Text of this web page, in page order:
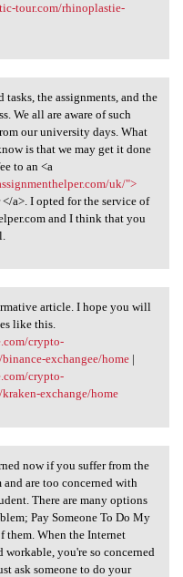
tour.com/rhinoplastie-
tasks,
tasks, the assignments, and the
We all are aware of such
our university days. What
is that we may get it done
to an <a
uk/">
a>. I opted for the service of
and I think that you
article. I hope you will
like this.
crypto-
exchangee/home|
crypto-
exchange/home
now if
now if you suffer from the
are too concerned with
There are many options
Pay Someone To Do My
them. When the Internet
workable, you're so concerned
ask someone to do your